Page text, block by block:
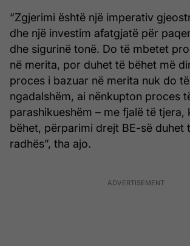
“Zgjerimi është një imperativ
dhe një investim afatgjatë për
dhe sigurinë tonë. Do të mbetet
në merita, por duhet të bëhet më
proces i bazuar në merita nuk do
ngadalshëm, ai nënkupton proces
parashikueshëm – me fjalë të
bëhet, përparimi drejt BE-së duhet
radhës”, tha ajo.